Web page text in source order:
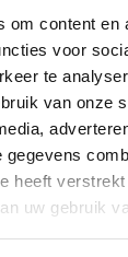
om content en
voor
te
van onze
gegevens
heeft
uw gebruik
met Target-
training en
bij darts
design